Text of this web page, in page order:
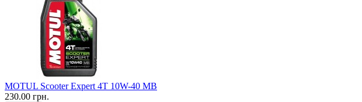
MOTUL Scooter Expert 4T 10W-40 MB
230.00 грн.